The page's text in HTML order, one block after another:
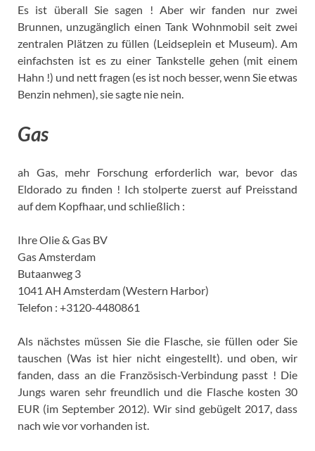
Es ist überall Sie sagen ! Aber wir fanden nur zwei
Brunnen, unzugänglich einen Tank Wohnmobil seit zwei
zentralen Plätzen zu füllen (Leidseplein et Museum). Am
einfachsten ist es zu einer Tankstelle gehen (mit einem
Hahn !) und nett fragen (es ist noch besser, wenn Sie etwas
Benzin nehmen), sie sagte nie nein.
Gas
ah Gas, mehr Forschung erforderlich war, bevor das
Eldorado zu finden ! Ich stolperte zuerst auf Preisstand
auf dem Kopfhaar, und schließlich :
Ihre Olie & Gas BV
Gas Amsterdam
Butaanweg 3
1041 AH Amsterdam (Western Harbor)
Telefon : +3120-4480861
Als nächstes müssen Sie die Flasche, sie füllen oder Sie
tauschen (Was ist hier nicht eingestellt). und oben, wir
fanden, dass an die Französisch-Verbindung passt ! Die
Jungs waren sehr freundlich und die Flasche kosten 30
EUR (im September 2012). Wir sind gebügelt 2017, dass
nach wie vor vorhanden ist.